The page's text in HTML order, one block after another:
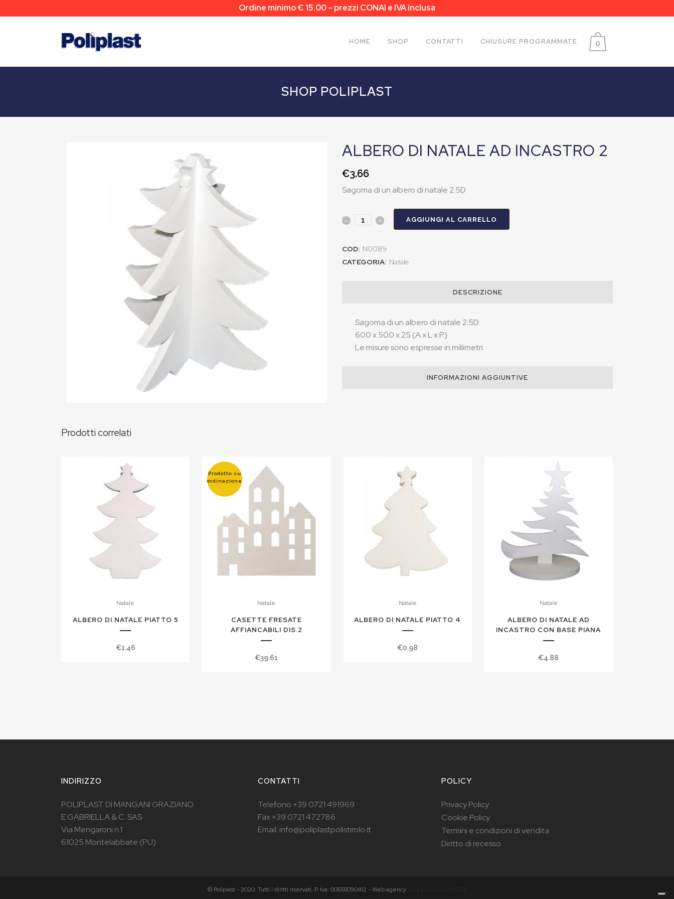
Ordine minimo € 15.00 – prezzi CONAI e IVA inclusa
0
HOME SHOP CONTATTI CHIUSURE PROGRAMMATE
SHOP POLIPLAST
ALBERO DI NATALE AD INCASTRO 2
€3.66
Sagoma di un albero di natale 2.5D
AGGIUNGI AL CARRELLO
COD: N0089
CATEGORIA: Natale
DESCRIZIONE
Sagoma di un albero di natale 2.5D
600 x 500 x 25 (A x L x P)
Le misure sono espresse in millimetri
INFORMAZIONI AGGIUNTIVE
Prodotti correlati
Natale
ALBERO DI NATALE PIATTO 5
€1.46
Prodotto su
ordinazione
Natale
CASETTE FRESATE
AFFIANCABILI DIS.2
€39.61
Natale
ALBERO DI NATALE PIATTO 4
€0.98
Natale
ALBERO DI NATALE AD
INCASTRO CON BASE PIANA
€4.88
INDIRIZZO
POLIPLAST DI MANGANI GRAZIANO
E GABRIELLA & C. SAS
Via Mengaroni n.1
61025 Montelabbate (PU)
CONTATTI
Telefono +39 0721 491969
Fax +39 0721 472786
Email: info@poliplastpolistirolo.it
POLICY
Privacy Policy
Cookie Policy
Termini e condizioni di vendita
Diritto di recesso
© Poliplast - 2020. Tutti i diritti riservati. P. Iva: 00656090412 - Web agency